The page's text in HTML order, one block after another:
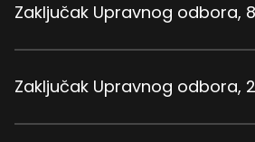
Zaključak Upravnog odbora,
Zaključak Upravnog odbora,